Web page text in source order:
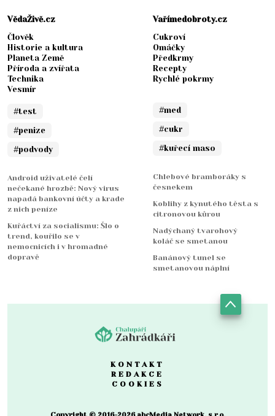
VědaŽivě.cz
Člověk
Historie a kultura
Planeta Země
Příroda a zvířata
Technika
Vesmír
#test
#penize
#podvody
Android uživatelé čelí
nečekané hrozbě: Nový virus
napadá bankovní účty a krade
z nich peníze
Kuřáctví za socialismu: Šlo o
trend, kouřilo se v
nemocnicích i v hromadné
dopravě
Vařímedobroty.cz
Cukroví
Omáčky
Předkrmy
Recepty
Rychlé pokrmy
#med
#cukr
#kuřecí maso
Chlebové bramboráky s
česnekem
Koblihy z kynutého těsta s
citronovou kůrou
Nadýchaný tvarohový
koláč se smetanou
Banánový tunel se
smetanovou náplní
KONTAKT
REDAKCE
COOKIES